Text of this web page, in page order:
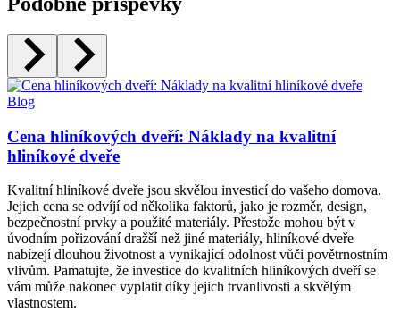
Blog
Cena hliníkových dveří: Náklady na kvalitní
hliníkové dveře
Kvalitní hliníkové dveře jsou skvělou investicí do vašeho domova.
Jejich cena se odvíjí od několika faktorů, jako je rozměr, design,
bezpečnostní prvky a použité materiály. Přestože mohou být v
úvodním pořizování dražší než jiné materiály, hliníkové dveře
nabízejí dlouhou životnost a vynikající odolnost vůči povětrnostním
vlivům. Pamatujte, že investice do kvalitních hliníkových dveří se
vám může nakonec vyplatit díky jejich trvanlivosti a skvělým
vlastnostem.